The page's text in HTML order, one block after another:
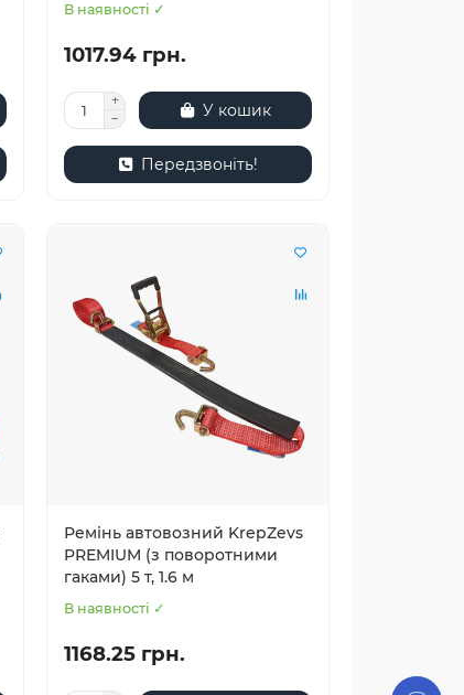
В наявності ✓
1017.94 грн.
У кошик
Передзвоніть!
Ремінь автовозний KrepZevs
PREMIUM (з поворотними
гаками) 5 т, 1.6 м
В наявності ✓
1168.25 грн.